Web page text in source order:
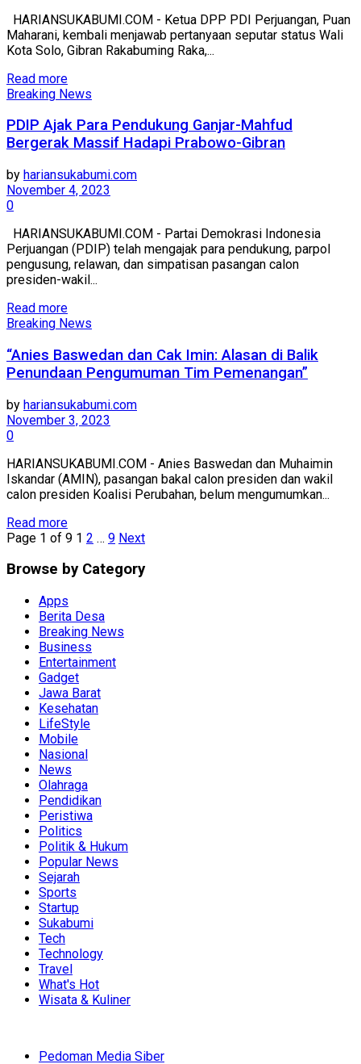
HARIANSUKABUMI.COM - Ketua DPP PDI Perjuangan, Puan
Maharani, kembali menjawab pertanyaan seputar status Wali
Kota Solo, Gibran Rakabuming Raka,...
Read more
Breaking News
PDIP Ajak Para Pendukung Ganjar-Mahfud
Bergerak Massif Hadapi Prabowo-Gibran
by hariansukabumi.com
November 4, 2023
0
HARIANSUKABUMI.COM - Partai Demokrasi Indonesia
Perjuangan (PDIP) telah mengajak para pendukung, parpol
pengusung, relawan, dan simpatisan pasangan calon
presiden-wakil...
Read more
Breaking News
“Anies Baswedan dan Cak Imin: Alasan di Balik
Penundaan Pengumuman Tim Pemenangan”
by hariansukabumi.com
November 3, 2023
0
HARIANSUKABUMI.COM - Anies Baswedan dan Muhaimin
Iskandar (AMIN), pasangan bakal calon presiden dan wakil
calon presiden Koalisi Perubahan, belum mengumumkan...
Read more
Page 1 of 9 1 2 … 9 Next
Browse by Category
Apps
Berita Desa
Breaking News
Business
Entertainment
Gadget
Jawa Barat
Kesehatan
LifeStyle
Mobile
Nasional
News
Olahraga
Pendidikan
Peristiwa
Politics
Politik & Hukum
Popular News
Sejarah
Sports
Startup
Sukabumi
Tech
Technology
Travel
What's Hot
Wisata & Kuliner
Pedoman Media Siber